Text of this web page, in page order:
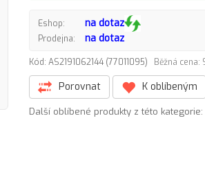
Eshop: na dotaz
Prodejna: na dotaz
Kód: AS2191062144 (77011095) Běžná
Porovnat K oblíbeným
Další oblíbené produkty z této kategorie: